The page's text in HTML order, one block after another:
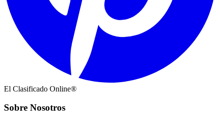
El Clasificado Online®
Sobre Nosotros